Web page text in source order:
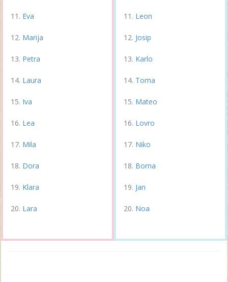
Eva
Marija
Petra
Laura
Iva
Lea
Mila
Dora
Klara
Lara
Leon
Josip
Karlo
Toma
Mateo
Lovro
Niko
Borna
Jan
Noa